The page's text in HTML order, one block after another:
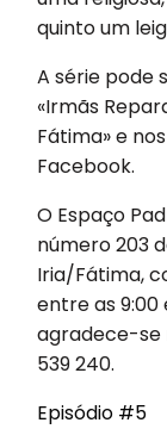
quinto um
A série pode
«Irmãs
Fátima» e
Facebook.
O Espaço
número 203
Iria/Fátima,
entre as 9:00
agradece-se
539 240.
Episódio #5